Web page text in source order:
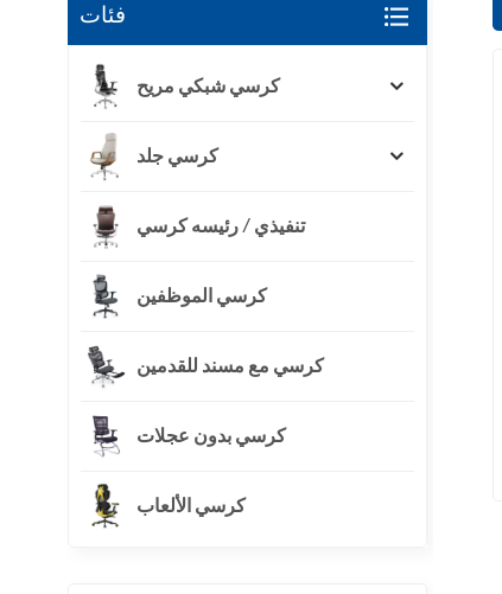
فئات
كرسي شبكي مريح
كرسي جلد
تنفيذي / رئيسه كرسي
كرسي الموظفين
كرسي مع مسند للقدمين
كرسي بدون عجلات
كرسي الألعاب